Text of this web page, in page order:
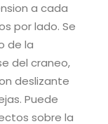
a cada
por lado. Se
de la
del craneo,
deslizante
Puede
sobre la